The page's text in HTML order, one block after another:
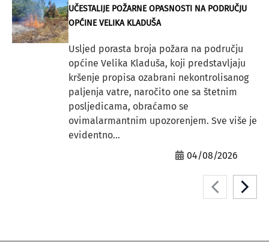
UČESTALIJE POŽARNE OPASNOSTI NA PODRUČJU
OPĆINE VELIKA KLADUŠA
Usljed porasta broja požara na području
općine Velika Kladuša, koji predstavljaju
kršenje propisa ozabrani nekontrolisanog
paljenja vatre, naročito one sa štetnim
posljedicama, obraćamo se
ovimalarmantnim upozorenjem. Sve više je
evidentno...
04/08/2026